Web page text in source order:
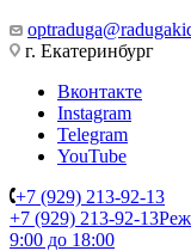
г. Екатеринбург
Вконтакте
Instagram
Telegram
YouTube
+7 (929) 213-92-13
+7 (929) 213-92-13
9:00 до 18:00